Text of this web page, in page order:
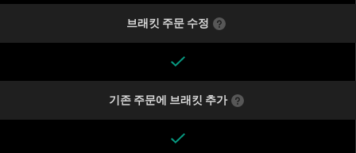
브래킷 주문 수정
기존 주문에 브래킷 추가